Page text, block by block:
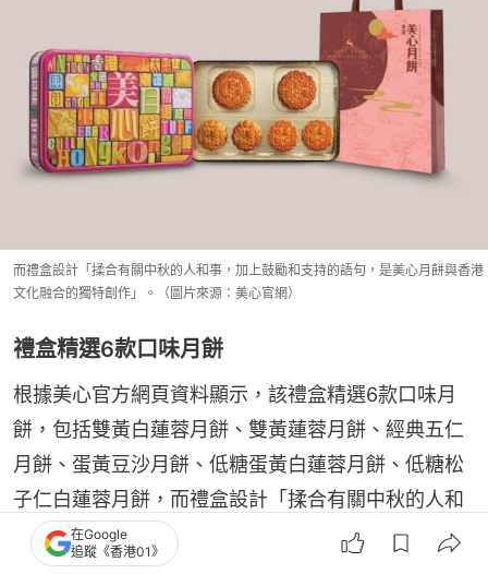
而禮盒設計「揉合有關中秋的人和事，加上鼓勵和支持的語句，是美心月餅與香港
文化融合的獨特創作」。（圖片來源：美心官網）
禮盒精選6款口味月餅
根據美心官方網頁資料顯示，該禮盒精選6款口味月
餅，包括雙黃白蓮蓉月餅、雙黃蓮蓉月餅、經典五仁
月餅、蛋黃豆沙月餅、低糖蛋黃白蓮蓉月餅、低糖松
子仁白蓮蓉月餅，而禮盒設計「揉合有關中秋的人和
事，加上鼓勵和支持的語句，是美心月餅與香港文化
融合的獨特創作」，購買禮盒會附送1個精美紙袋，佳
在Google
追蹤《香港01》